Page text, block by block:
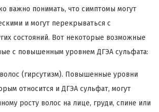
важно понимать, что симптомы могут
и могут перекрываться с
состояний. Вот некоторые возможные
с повышенным уровнем ДГЭА сульфата:
(гирсутизм). Повышенные уровни
относится и ДГЭА сульфат, могут
росту волос на лице, груди, спине или